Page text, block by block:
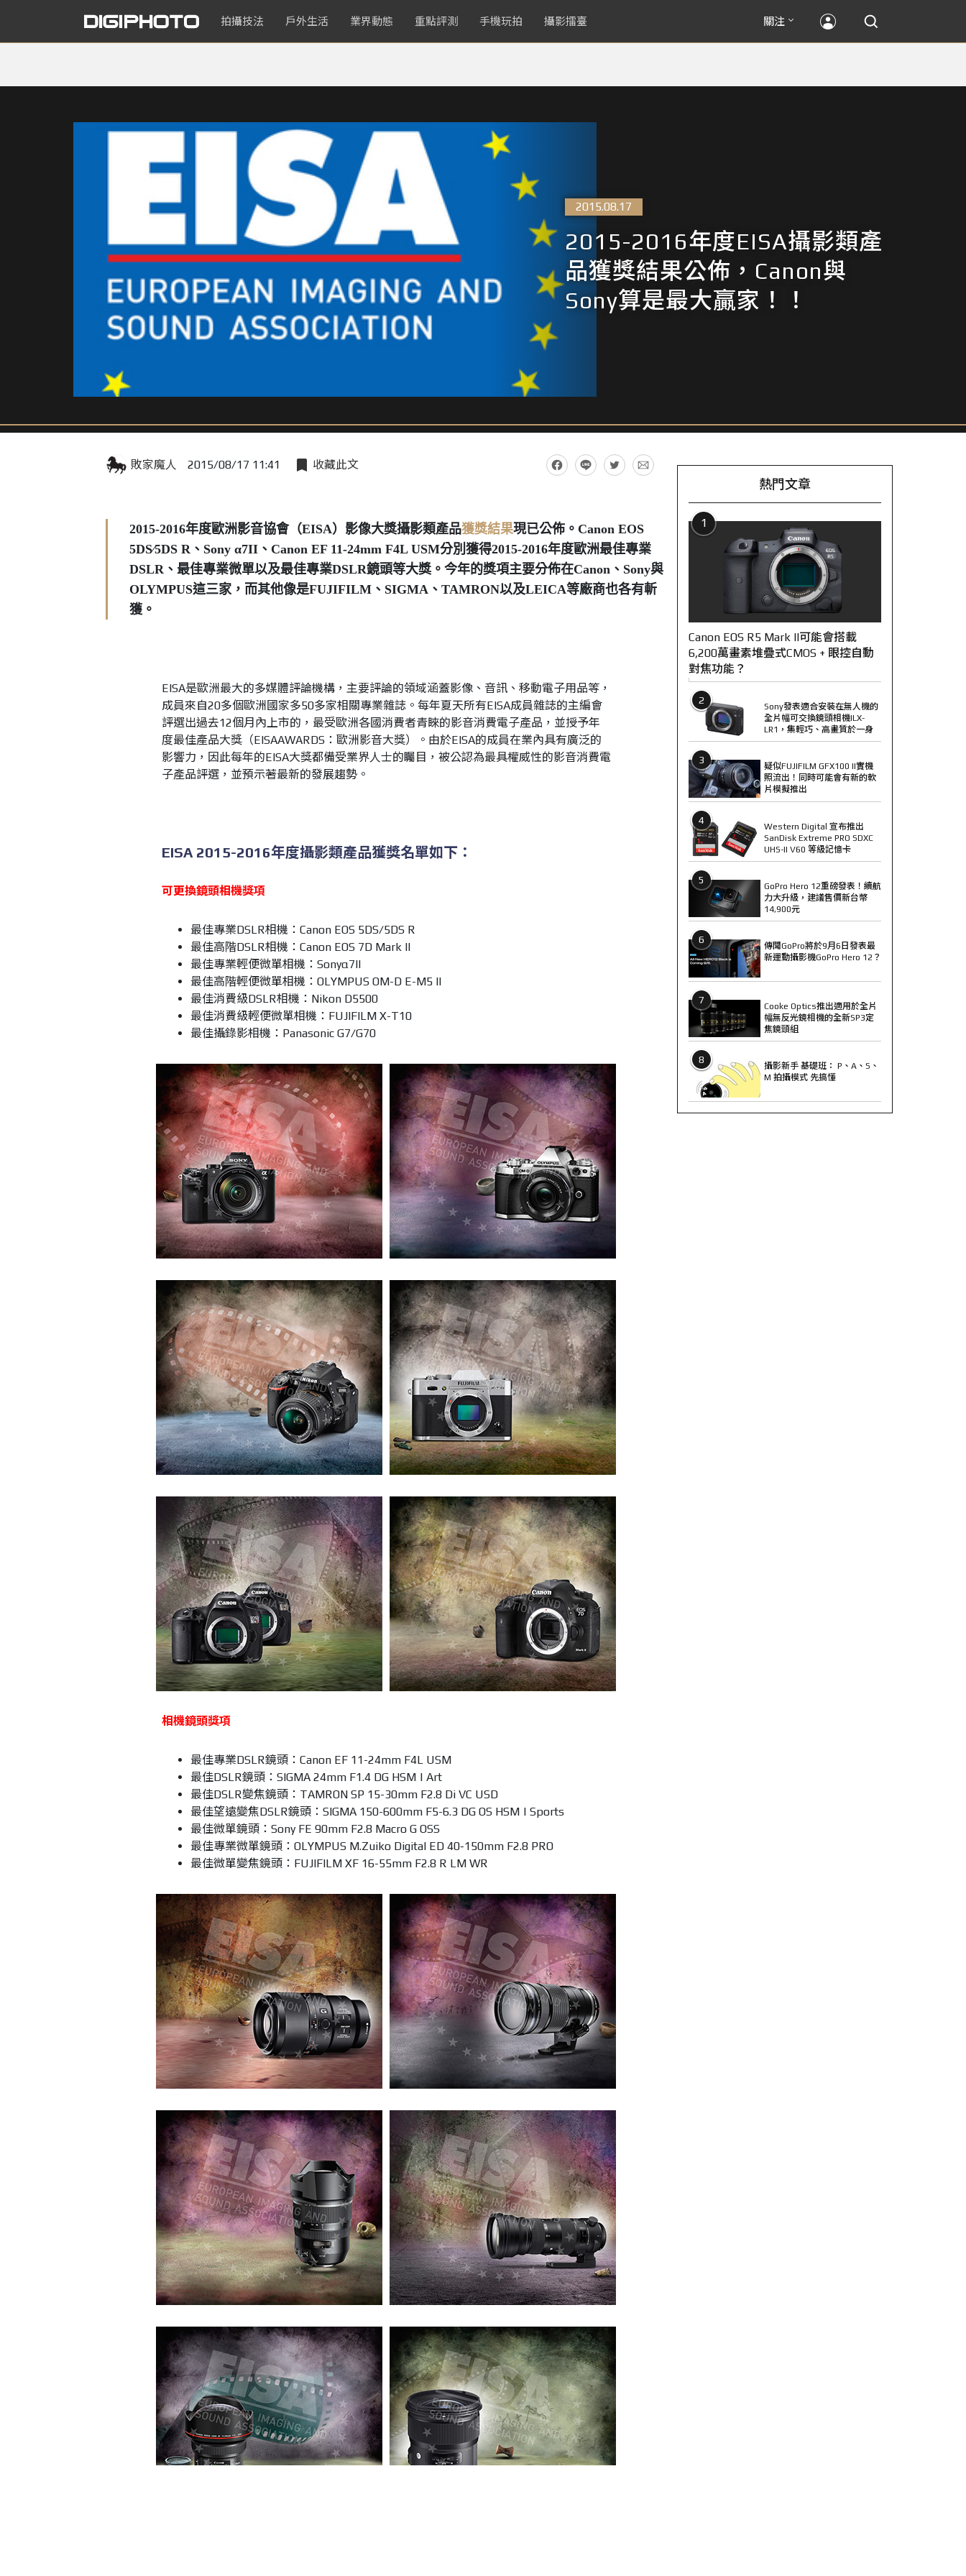
拍攝技法 戶外生活 業界動態 重點評測 手機玩拍 攝影擂臺 關注
2015.08.17
2015-2016年度EISA攝影類產
品獲獎結果公佈，Canon與
Sony算是最大贏家！！
敗家魔人 2015/08/17 11:41 收藏此文
2015-2016年度歐洲影音協會（EISA）影像大獎攝影類產品獲獎結果現已公佈。Canon EOS
5DS∕5DS R、Sony α7II、Canon EF 11-24mm F4L USM分別獲得2015-2016年度歐洲最佳專業
DSLR、最佳專業微單以及最佳專業DSLR鏡頭等大獎。今年的獎項主要分佈在Canon、Sony與
OLYMPUS這三家，而其他像是FUJIFILM、SIGMA、TAMRON以及LEICA等廠商也各有斬
獲。
EISA是歐洲最大的多媒體評論機構，主要評論的領域涵蓋影像、音訊、移動電子用品等，
成員來自20多個歐洲國家多50多家相關專業雜誌。每年夏天所有EISA成員雜誌的主編會
評選出過去12個月內上市的，最受歐洲各國消費者青睞的影音消費電子產品，並授予年
度最佳產品大獎（EISAAWARDS：歐洲影音大獎）。由於EISA的成員在業內具有廣泛的
影響力，因此每年的EISA大獎都備受業界人士的矚目，被公認為最具權威性的影音消費電
子產品評選，並預示著最新的發展趨勢。
EISA 2015-2016年度攝影類產品獲獎名單如下：
可更換鏡頭相機獎項
最佳專業DSLR相機：Canon EOS 5DS∕5DS R
最佳高階DSLR相機：Canon EOS 7D Mark II
最佳專業輕便微單相機：Sonyα7II
最佳高階輕便微單相機：OLYMPUS OM-D E-M5 II
最佳消費級DSLR相機：Nikon D5500
最佳消費級輕便微單相機：FUJIFILM X-T10
最佳攝錄影相機：Panasonic G7∕G70
相機鏡頭獎項
最佳專業DSLR鏡頭：Canon EF 11-24mm F4L USM
最佳DSLR鏡頭：SIGMA 24mm F1.4 DG HSM | Art
最佳DSLR變焦鏡頭：TAMRON SP 15-30mm F2.8 Di VC USD
最佳望遠變焦DSLR鏡頭：SIGMA 150-600mm F5-6.3 DG OS HSM | Sports
最佳微單鏡頭：Sony FE 90mm F2.8 Macro G OSS
最佳專業微單鏡頭：OLYMPUS M.Zuiko Digital ED 40‑150mm F2.8 PRO
最佳微單變焦鏡頭：FUJIFILM XF 16-55mm F2.8 R LM WR
熱門文章
1
Canon EOS R5 Mark II可能會搭載
6,200萬畫素堆疊式CMOS + 眼控自動
對焦功能？
2
Sony發表適合安裝在無人機的
全片幅可交換鏡頭相機ILX-
LR1，集輕巧、高畫質於一身
3
疑似FUJIFILM GFX100 II實機
照流出！同時可能會有新的軟
片模擬推出
4
Western Digital 宣布推出
SanDisk Extreme PRO SDXC
UHS-II V60 等級記憶卡
5
GoPro Hero 12重磅發表！續航
力大升級，建議售價新台幣
14,900元
6
傳聞GoPro將於9月6日發表最
新運動攝影機GoPro Hero 12？
7
Cooke Optics推出適用於全片
幅無反光鏡相機的全新SP3定
焦鏡頭組
8
攝影新手 基礎班： P、A、S、
M 拍攝模式 先搞懂